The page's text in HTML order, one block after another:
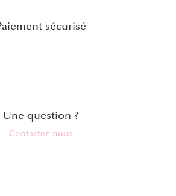
sécurisé
Une question ?
Contactez-nous